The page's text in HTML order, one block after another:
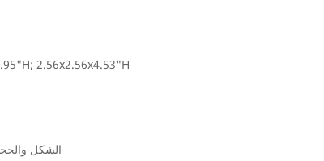
2.56x2.56x4.53"H
الشكل